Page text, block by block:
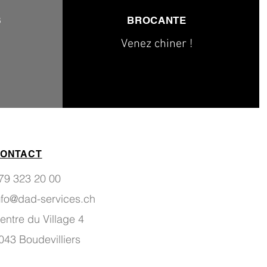
323 20 00
services.ch
du Village 4
Boudevilliers
BROCANTE
Venez chiner !